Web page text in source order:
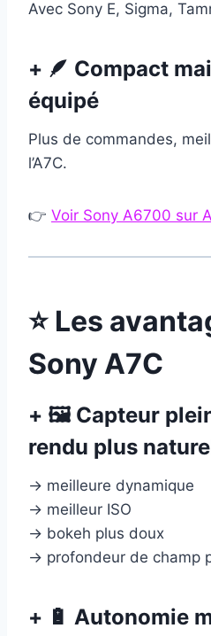
Avec Sony E, Sigma,
+ 🪶 Compact
équipé
Plus de commandes,
l’A7C.
👉 Voir Sony A6700 sur
⭐ Les
Sony A7C
+ 🖼 Capteur
rendu plus
→ meilleure dynamique
→ meilleur ISO
→ bokeh plus doux
→ profondeur de champ
+ 🔋 Autonomie